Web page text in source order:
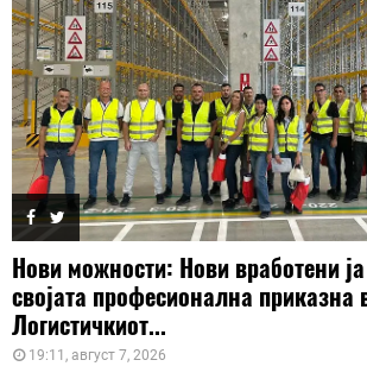
Нови можности: Нови вработени
својата професионална приказна
Логистичкиот...
19:11, август 7, 2026